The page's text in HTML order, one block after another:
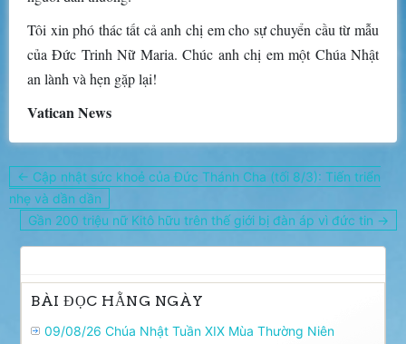
Tôi xin phó thác tất cả anh chị em cho sự chuyển cầu từ mẫu
của Đức Trinh Nữ Maria. Chúc anh chị em một Chúa Nhật
an lành và hẹn gặp lại!
Vatican News
Điều
hướng
bài
viết
← Cập nhật sức khoẻ của Đức Thánh Cha (tối 8/3): Tiến triển
nhẹ và dần dần
Gần 200 triệu nữ Kitô hữu trên thế giới bị đàn áp vì đức tin →
BÀI ĐỌC HẰNG NGÀY
09/08/26 Chúa Nhật Tuần XIX Mùa Thường Niên